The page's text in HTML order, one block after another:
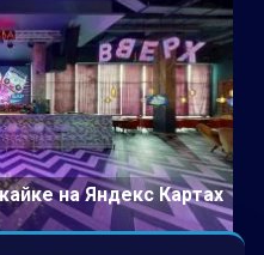
на Яндекс Картах